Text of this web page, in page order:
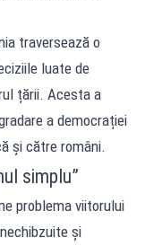
traversează o
luate de
țării. Acesta a
a democrației
și către români.
simplu”
problema viitorului
și